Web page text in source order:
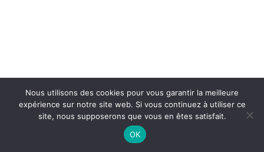
Nous utilisons des cookies pour vous garantir la meilleure
expérience sur notre site web. Si vous continuez à utiliser ce
site, nous supposerons que vous en êtes satisfait.
OK